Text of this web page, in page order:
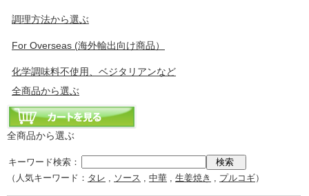
調理方法から選ぶ
For Overseas (海外輸出向け商品）
化学調味料不使用、ベジタリアンなど
全商品から選ぶ
全商品から選ぶ
キーワード検索：
（人気キーワード： タレ , ソース , 中華 , 生姜焼き , プルコギ）